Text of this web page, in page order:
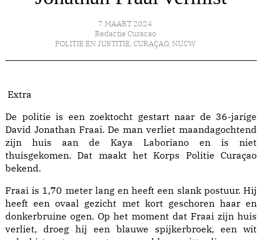
7 MAART 2024
Redactie Curacao
POLITIE EN JUSTITIE, CURAÇAO, NU.CW
Extra
De politie is een zoektocht gestart naar de 36-jarige
David Jonathan Fraai. De man verliet maandagochtend
zijn huis aan de Kaya Laboriano en is niet
thuisgekomen. Dat maakt het Korps Politie Curaçao
bekend.
Fraai is 1,70 meter lang en heeft een slank postuur. Hij
heeft een ovaal gezicht met kort geschoren haar en
donkerbruine ogen. Op het moment dat Fraai zijn huis
verliet, droeg hij een blauwe spijkerbroek, een wit